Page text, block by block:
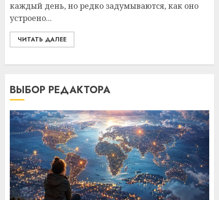
каждый день, но редко задумываются, как оно
устроено...
ЧИТАТЬ ДАЛЕЕ
ВЫБОР РЕДАКТОРА